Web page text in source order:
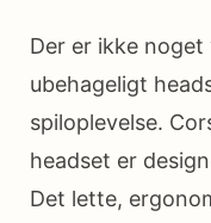
Der er ikke
ubehageligt
spiloplevelse.
headset er
Det lette,